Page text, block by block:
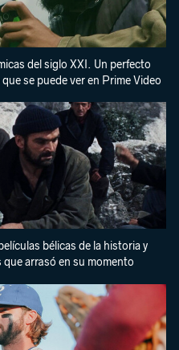
del siglo XXI. Un perfecto
se puede ver en Prime Video
bélicas de la historia y
arrasó en su momento